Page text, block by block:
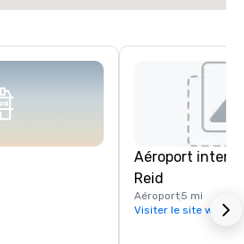
Aéroport
Reid
Aéroport5 mi
Visiter le site web